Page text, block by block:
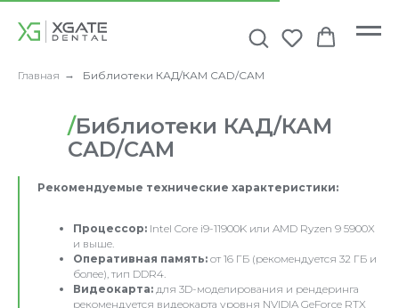
Главная → Библиотеки КАД/КАМ CAD/CAM
/Библиотеки КАД/КАМ
CAD/CAM
Рекомендуемые технические характеристики:
Процессор: Intel Core i9-11900K или AMD Ryzen 9 5900X
и выше.
Оперативная память: от 16 ГБ (рекомендуется 32 ГБ и
более), тип DDR4.
Видеокарта: для 3D-моделирования и рендеринга
рекомендуется видеокарта уровня NVIDIA GeForce RTX